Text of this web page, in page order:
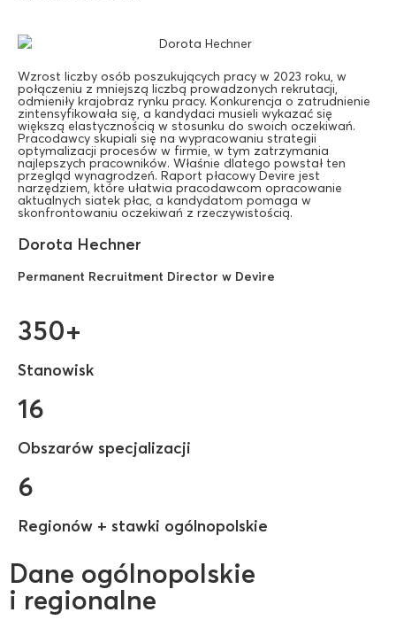
Wzrost liczby osób poszukujących pracy w 2023 roku, w
połączeniu z mniejszą liczbą prowadzonych rekrutacji,
odmieniły krajobraz rynku pracy. Konkurencja o zatrudnienie
zintensyfikowała się, a kandydaci musieli wykazać się
większą elastycznością w stosunku do swoich oczekiwań.
Pracodawcy skupiali się na wypracowaniu strategii
optymalizacji procesów w firmie, w tym zatrzymania
najlepszych pracowników. Właśnie dlatego powstał ten
przegląd wynagrodzeń. Raport płacowy Devire jest
narzędziem, które ułatwia pracodawcom opracowanie
aktualnych siatek płac, a kandydatom pomaga w
skonfrontowaniu oczekiwań z rzeczywistością.
Dorota Hechner
Permanent Recruitment Director w Devire
350+
Stanowisk
16
Obszarów specjalizacji
6
Regionów + stawki ogólnopolskie
Dane ogólnopolskie
i regionalne